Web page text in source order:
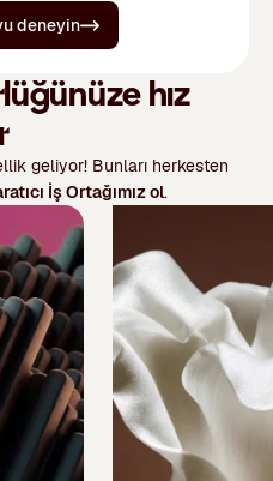
deneyin
hız
geliyor! Bunları herkesten
İş Ortağımız ol.